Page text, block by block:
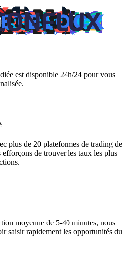
est disponible 24h/24 pour vous
plus de 20 plateformes de trading de
de trouver les taux les plus
moyenne de 5-40 minutes, nous
saisir rapidement les opportunités du